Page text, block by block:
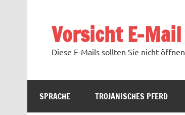
Vorsicht E-Mail
Diese E-Mails sollten Sie nicht öffnen
SPRACHE TROJANISCHES PFERD